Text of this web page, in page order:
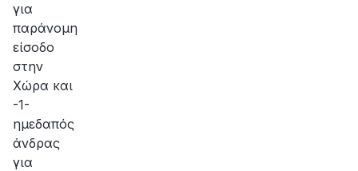
για
παράνομη
είσοδο
στην
Χώρα και
-1-
ημεδαπός
άνδρας
για